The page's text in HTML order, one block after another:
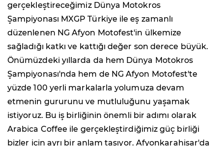
gerçekleştireceğimiz Dünya Motokros
Şampiyonası MXGP Türkiye ile eş zamanlı
düzenlenen NG Afyon Motofest'in ülkemize
sağladığı katkı ve kattığı değer son derece büyük.
Önümüzdeki yıllarda da hem Dünya Motokros
Şampiyonası'nda hem de NG Afyon Motofest'te
yüzde 100 yerli markalarla yolumuza devam
etmenin gururunu ve mutluluğunu yaşamak
istiyoruz. Bu iş birliğinin önemli bir adımı olarak
Arabica Coffee ile gerçekleştirdiğimiz güç birliği
bizler için ayrı bir anlam taşıyor. Afyonkarahisar'da